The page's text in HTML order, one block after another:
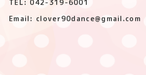
TEL: 042-319-6001
Email: clover90dance@gmail.com